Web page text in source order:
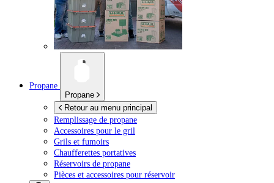
Propane
Propane
Retour au menu principal
Remplissage de propane
Accessoires pour le gril
Grils et fumoirs
Chaufferettes portatives
Réservoirs de propane
Pièces et accessoires pour réservoir